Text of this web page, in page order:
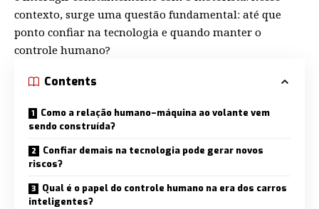
contexto, surge uma questão fundamental: até que
ponto confiar na tecnologia e quando manter o
controle humano?
Contents
Como a relação humano–máquina ao volante vem
sendo construída?
Confiar demais na tecnologia pode gerar novos
riscos?
Qual é o papel do controle humano na era dos carros
inteligentes?